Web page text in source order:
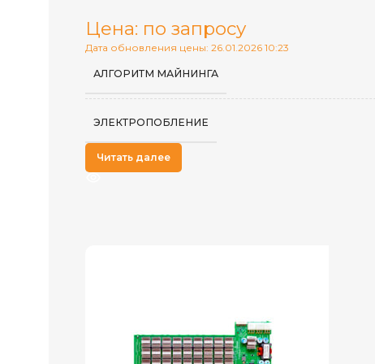
Цена: по запросу
Дата обновления цены: 26.01.2026 10:23
АЛГОРИТМ МАЙНИНГА
ЭЛЕКТРОПОБЛЕНИЕ
Читать далее